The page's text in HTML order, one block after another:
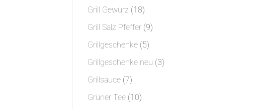
Grill Gewürz 1818
Produkte
Grill Salz Pfeffer 99
Grillgeschenke 55
Produkte
Grillgeschenke neu 33
Grillsauce 77
Produkte
Grüner Tee 1010